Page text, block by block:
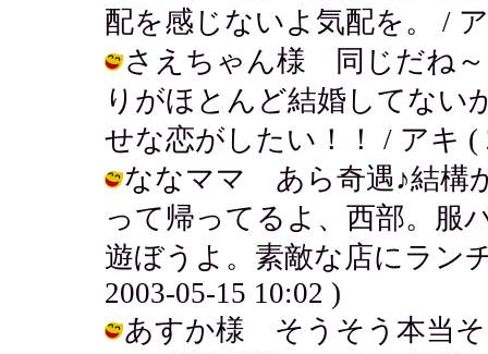
配を感じないよ気配を。 /
さえちゃん様 同じだね～
りがほとんど結婚してない
せな恋がしたい！！ / アキ (
ななママ あら奇遇♪結構
って帰ってるよ、西部。
遊ぼうよ。素敵な店にラン
2003-05-15 10:02 )
あすか様 そうそう本当そ